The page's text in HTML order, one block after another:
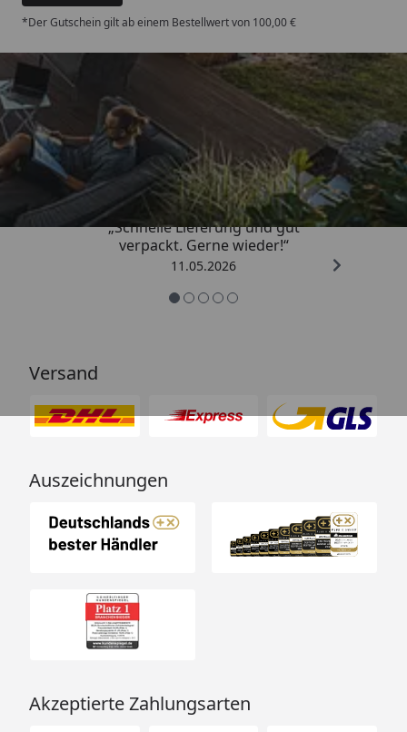
*Der Gutschein gilt ab einem Bestellwert von 100,00 €
Trusted Shops
4,93/ 5
„Schnelle Lieferung und gut
verpackt. Gerne wieder!“
11.05.2026
Versand
Auszeichnungen
Akzeptierte Zahlungsarten